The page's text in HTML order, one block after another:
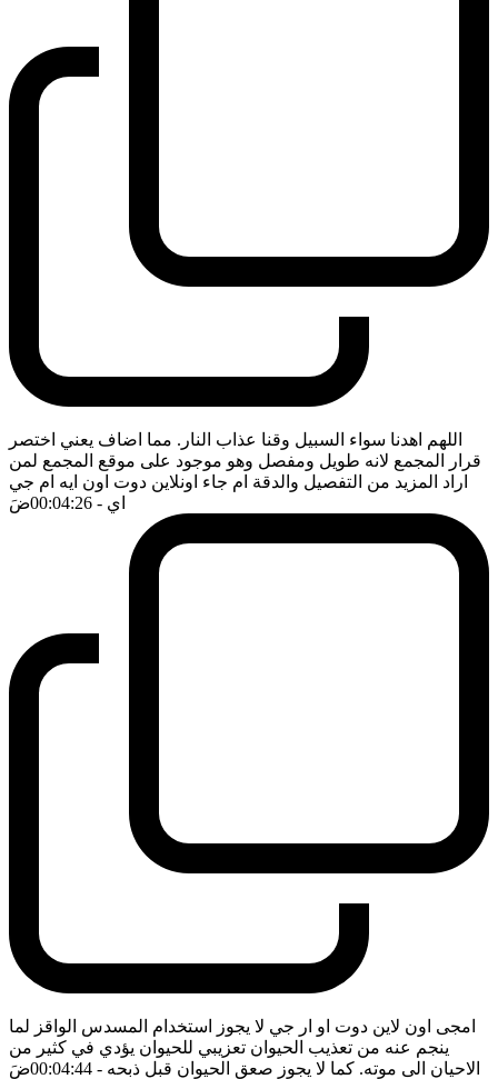
اللهم اهدنا سواء السبيل وقنا عذاب النار. مما اضاف يعني اختصر
قرار المجمع لانه طويل ومفصل وهو موجود على موقع المجمع لمن
اراد المزيد من التفصيل والدقة ام جاء اونلاين دوت اون ايه ام جي
اي - 00:04:26 ضَ
امجى اون لاين دوت او ار جي لا يجوز استخدام المسدس الواقز لما
ينجم عنه من تعذيب الحيوان تعزيبي للحيوان يؤدي في كثير من
الاحيان الى موته. كما لا يجوز صعق الحيوان قبل ذبحه - 00:04:44 ضَ